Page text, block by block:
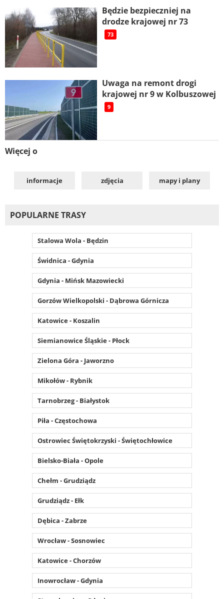
Będzie bezpieczniej na
drodze krajowej nr 73
73
Uwaga na remont drogi
krajowej nr 9 w Kolbuszowej
9
Więcej o
informacje zdjęcia mapy i plany
POPULARNE TRASY
Stalowa Wola - Będzin
Świdnica - Gdynia
Gdynia - Mińsk Mazowiecki
Gorzów Wielkopolski - Dąbrowa Górnicza
Katowice - Koszalin
Siemianowice Śląskie - Płock
Zielona Góra - Jaworzno
Mikołów - Rybnik
Tarnobrzeg - Białystok
Piła - Częstochowa
Ostrowiec Świętokrzyski - Świętochłowice
Bielsko-Biała - Opole
Chełm - Grudziądz
Grudziądz - Ełk
Dębica - Zabrze
Wrocław - Sosnowiec
Katowice - Chorzów
Inowrocław - Gdynia